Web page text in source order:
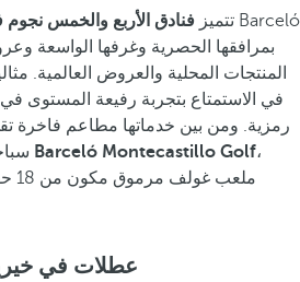
تتميز فنادق الأربع والخمس
بمرافقها الحصرية وغرفها الواسعة
المنتجات المحلية والعروض العالمية.
في الاستمتاع بتجربة رفيعة المستوى
رمزية. ومن بين خدماتها مطاعم فاخرة
Barceló Montecastillo Golf،
عطلات في